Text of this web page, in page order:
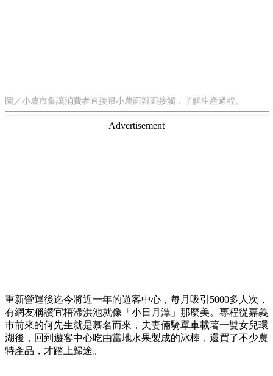
圖／小農市集讓消費者直接跟小農面對面接觸，了解生產過程。
Advertisement
重新營運後迄今將近一年的遊客中心，每月吸引5000多人次，
有網友稱讚宜梧滯洪池就像「小日月潭」那麼美。專程從嘉義
市前來的何先生就是慕名而來，夫妻倆騎單車載著一雙女兒環
湖後，回到遊客中心吃由當地水果製成的冰棒，還買了不少農
特產品，才踏上歸途。